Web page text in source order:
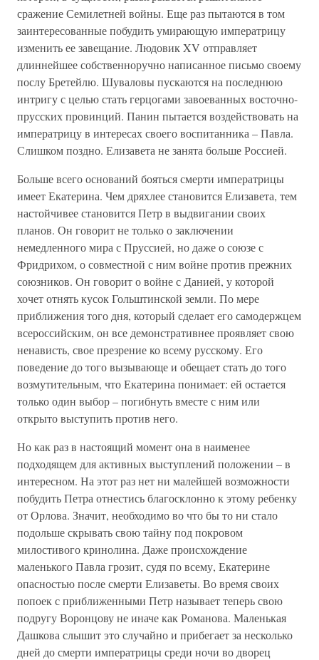
сражение Семилетней войны. Еще раз пытаются в том
заинтересованные побудить умирающую императрицу
изменить ее завещание. Людовик XV отправляет
длиннейшее собственноручно написанное письмо своему
послу Бретейлю. Шуваловы пускаются на последнюю
интригу с целью стать герцогами завоеванных восточно-
прусских провинций. Панин пытается воздействовать на
императрицу в интересах своего воспитанника – Павла.
Слишком поздно. Елизавета не занята больше Россией.
Больше всего оснований бояться смерти императрицы
имеет Екатерина. Чем дряхлее становится Елизавета, тем
настойчивее становится Петр в выдвигании своих
планов. Он говорит не только о заключении
немедленного мира с Пруссией, но даже о союзе с
Фридрихом, о совместной с ним войне против прежних
союзников. Он говорит о войне с Данией, у которой
хочет отнять кусок Гольштинской земли. По мере
приближения того дня, который сделает его самодержцем
всероссийским, он все демонстративнее проявляет свою
ненависть, свое презрение ко всему русскому. Его
поведение до того вызывающе и обещает стать до того
возмутительным, что Екатерина понимает: ей остается
только один выбор – погибнуть вместе с ним или
открыто выступить против него.
Но как раз в настоящий момент она в наименее
подходящем для активных выступлений положении – в
интересном. На этот раз нет ни малейшей возможности
побудить Петра отнестись благосклонно к этому ребенку
от Орлова. Значит, необходимо во что бы то ни стало
подольше скрывать свою тайну под покровом
милостивого кринолина. Даже происхождение
маленького Павла грозит, судя по всему, Екатерине
опасностью после смерти Елизаветы. Во время своих
попоек с приближенными Петр называет теперь свою
подругу Воронцову не иначе как Романова. Маленькая
Дашкова слышит это случайно и прибегает за несколько
дней до смерти императрицы среди ночи во дворец